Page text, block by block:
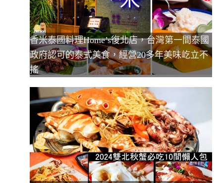
香米泰國料理Home’s復北店，台灣第一間泰國
政府認可的泰式美食，經營20多年美味屹立不
搖